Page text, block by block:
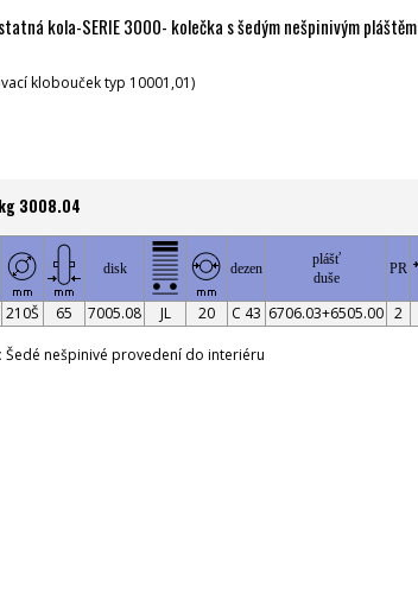
kola-SERIE 3000- kolečka s šedým nešpinivým pláštěm
klobouček typ 10001,01)
3008.04
disk dezen
plášť
duše
PR
210Š 65 7005.08 JL 20 C 43 6706.03+6505.00 2
Šedé nešpinivé provedení do interiéru